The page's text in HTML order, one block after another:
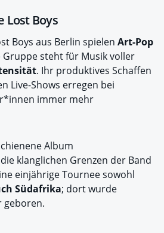
Lost Boys
Boys aus Berlin spielen Art-Pop
Gruppe steht für Musik voller
. Ihr produktives Schaffen
Live-Shows erregen bei
immer mehr
Album
klanglichen Grenzen der Band
einjährige Tournee sowohl
Südafrika; dort wurde
geboren.